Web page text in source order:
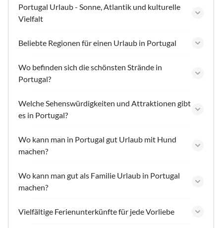
Portugal Urlaub - Sonne, Atlantik und kulturelle
Vielfalt
Beliebte Regionen für einen Urlaub in Portugal
Wo befinden sich die schönsten Strände in
Portugal?
Welche Sehenswürdigkeiten und Attraktionen gibt
es in Portugal?
Wo kann man in Portugal gut Urlaub mit Hund
machen?
Wo kann man gut als Familie Urlaub in Portugal
machen?
Vielfältige Ferienunterkünfte für jede Vorliebe